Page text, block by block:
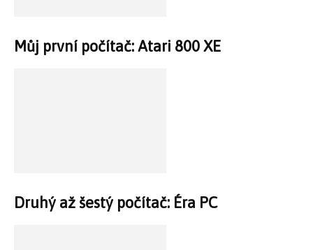
Můj první počítač: Atari 800 XE
Druhý až šestý počítač: Éra PC